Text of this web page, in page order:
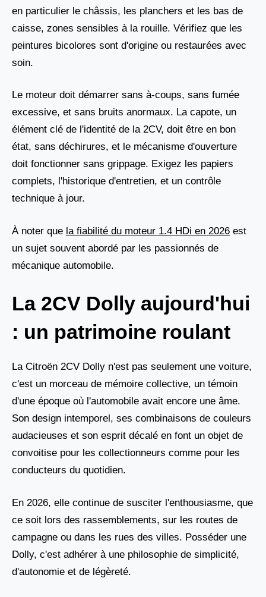
en particulier le châssis, les planchers et les bas de
caisse, zones sensibles à la rouille. Vérifiez que les
peintures bicolores sont d'origine ou restaurées avec
soin.
Le moteur doit démarrer sans à-coups, sans fumée
excessive, et sans bruits anormaux. La capote, un
élément clé de l'identité de la 2CV, doit être en bon
état, sans déchirures, et le mécanisme d'ouverture
doit fonctionner sans grippage. Exigez les papiers
complets, l'historique d'entretien, et un contrôle
technique à jour.
À noter que la fiabilité du moteur 1.4 HDi en 2026 est
un sujet souvent abordé par les passionnés de
mécanique automobile.
La 2CV Dolly aujourd'hui
: un patrimoine roulant
La Citroën 2CV Dolly n'est pas seulement une voiture,
c'est un morceau de mémoire collective, un témoin
d'une époque où l'automobile avait encore une âme.
Son design intemporel, ses combinaisons de couleurs
audacieuses et son esprit décalé en font un objet de
convoitise pour les collectionneurs comme pour les
conducteurs du quotidien.
En 2026, elle continue de susciter l'enthousiasme, que
ce soit lors des rassemblements, sur les routes de
campagne ou dans les rues des villes. Posséder une
Dolly, c'est adhérer à une philosophie de simplicité,
d'autonomie et de légèreté.